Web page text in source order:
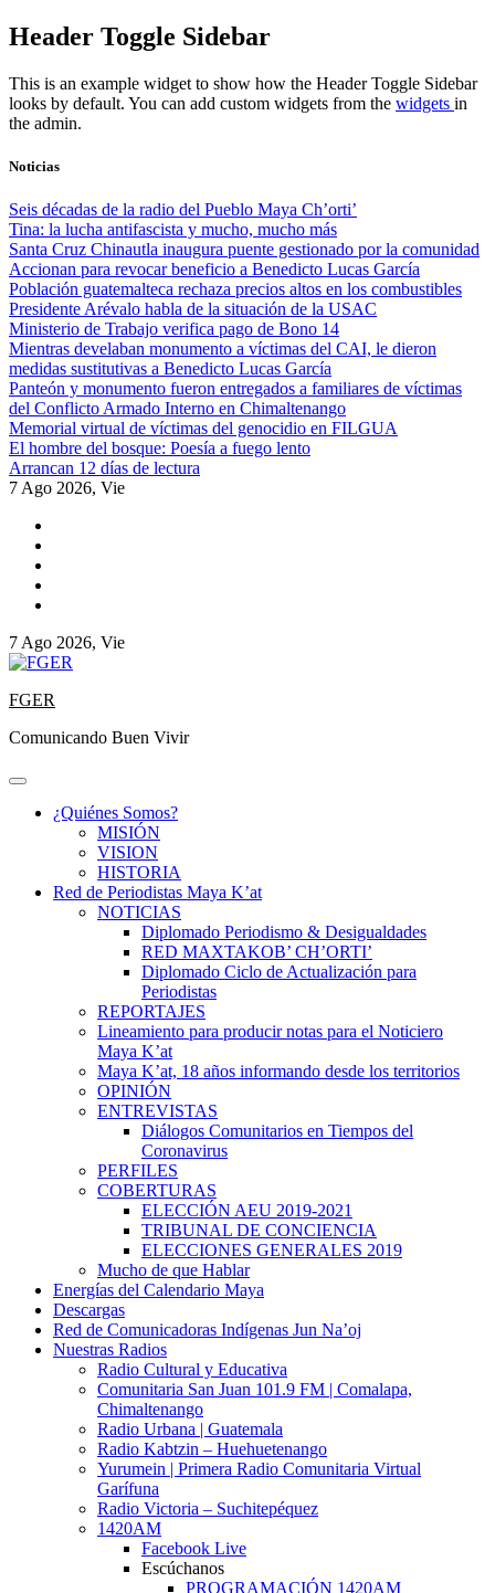
Skip
to
Header Toggle Sidebar
This is an example widget to show how the Header Toggle Sidebar
looks by default. You can add custom widgets from the widgets in
the admin.
Noticias
Seis décadas de la radio del Pueblo Maya Ch’orti’
Tina: la lucha antifascista y mucho, mucho más
Santa Cruz Chinautla inaugura puente gestionado por la comunidad
Accionan para revocar beneficio a Benedicto Lucas García
Población guatemalteca rechaza precios altos en los combustibles
Presidente Arévalo habla de la situación de la USAC
Ministerio de Trabajo verifica pago de Bono 14
Mientras develaban monumento a víctimas del CAI, le dieron
medidas sustitutivas a Benedicto Lucas García
Panteón y monumento fueron entregados a familiares de víctimas
del Conflicto Armado Interno en Chimaltenango
Memorial virtual de víctimas del genocidio en FILGUA
El hombre del bosque: Poesía a fuego lento
Arrancan 12 días de lectura
7 Ago 2026, Vie
7 Ago 2026, Vie
FGER
Comunicando Buen Vivir
¿Quiénes Somos?
MISIÓN
VISION
HISTORIA
Red de Periodistas Maya K’at
NOTICIAS
Diplomado Periodismo & Desigualdades
RED MAXTAKOB’ CH’ORTI’
Diplomado Ciclo de Actualización para
Periodistas
REPORTAJES
Lineamiento para producir notas para el Noticiero
Maya K’at
Maya K’at, 18 años informando desde los territorios
OPINIÓN
ENTREVISTAS
Diálogos Comunitarios en Tiempos del
Coronavirus
PERFILES
COBERTURAS
ELECCIÓN AEU 2019-2021
TRIBUNAL DE CONCIENCIA
ELECCIONES GENERALES 2019
Mucho de que Hablar
Energías del Calendario Maya
Descargas
Red de Comunicadoras Indígenas Jun Na’oj
Nuestras Radios
Radio Cultural y Educativa
Comunitaria San Juan 101.9 FM | Comalapa,
Chimaltenango
Radio Urbana | Guatemala
Radio Kabtzin – Huehuetenango
Yurumein | Primera Radio Comunitaria Virtual
Garífuna
Radio Victoria – Suchitepéquez
1420AM
Facebook Live
Escúchanos
PROGRAMACIÓN 1420AM